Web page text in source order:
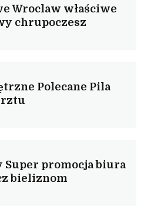
bielikrasą
Wroclaw właściwe
chrupoczesz
Polecane Pila
Super promocja biura
bieliznom